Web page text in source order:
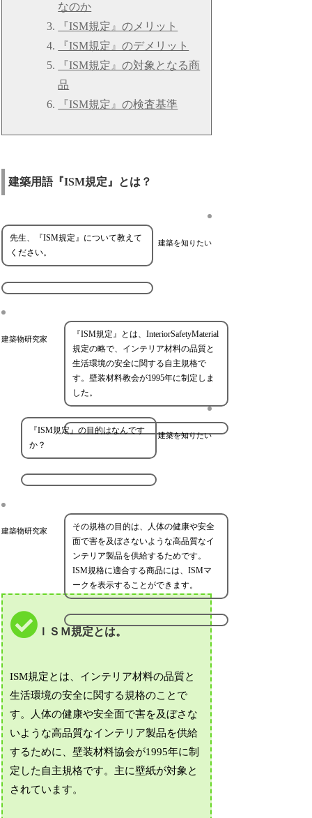
なのか
『ISM規定』のメリット
『ISM規定』のデメリット
『ISM規定』の対象となる商
品
『ISM規定』の検査基準
建築用語『ISM規定』とは？
建築を知りたい
先生、『ISM規定』について教えて
ください。
建築物研究家
『ISM規定』とは、InteriorSafetyMaterial
規定の略で、インテリア材料の品質と
生活環境の安全に関する自主規格で
す。壁装材料教会が1995年に制定しま
した。
建築を知りたい
『ISM規定』の目的はなんです
か？
建築物研究家
その規格の目的は、人体の健康や安全
面で害を及ぼさないような高品質なイ
ンテリア製品を供給するためです。
ISM規格に適合する商品には、ISMマ
ークを表示することができます。
ＩＳＭ規定とは。
ISM規定とは、インテリア材料の品質と
生活環境の安全に関する規格のことで
す。人体の健康や安全面で害を及ぼさな
いような高品質なインテリア製品を供給
するために、壁装材料協会が1995年に制
定した自主規格です。主に壁紙が対象と
されています。